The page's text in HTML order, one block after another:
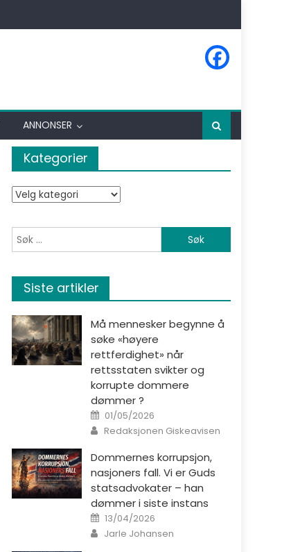
ANNONSER
Kategorier
Kategorier
Søk etter:
Siste artikler
Må mennesker begynne å
søke «høyere
rettferdighet» når
rettsstaten svikter og
korrupte dommere
dømmer ?
Posted on
01/05/2026
Author
Redaksjonen Giskeavisen
Dommernes korrupsjon,
nasjoners fall. Vi er Guds
statsadvokater – han
dømmer i siste instans
Posted on
13/04/2026
Author
Jarle Johansen